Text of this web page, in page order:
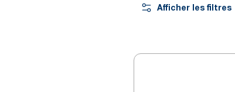
Afficher les filtres